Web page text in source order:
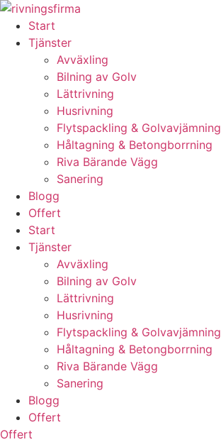
Skip
content
Start
Tjänster
Avväxling
Bilning av Golv
Lättrivning
Husrivning
Flytspackling & Golvavjämning
Håltagning & Betongborrning
Riva Bärande Vägg
Sanering
Blogg
Offert
Start
Tjänster
Avväxling
Bilning av Golv
Lättrivning
Husrivning
Flytspackling & Golvavjämning
Håltagning & Betongborrning
Riva Bärande Vägg
Sanering
Blogg
Offert
Offert